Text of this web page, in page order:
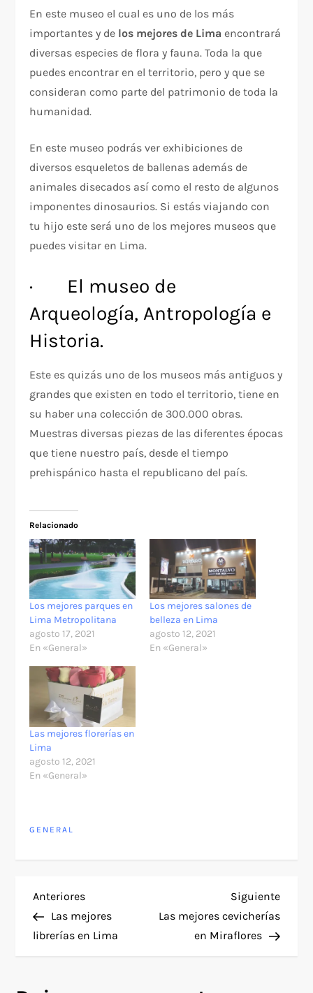
En este museo el cual es uno de los más
importantes y de los mejores de Lima encontrará
diversas especies de flora y fauna. Toda la que
puedes encontrar en el territorio, pero y que se
consideran como parte del patrimonio de toda la
humanidad.
En este museo podrás ver exhibiciones de
diversos esqueletos de ballenas además de
animales disecados así como el resto de algunos
imponentes dinosaurios. Si estás viajando con
tu hijo este será uno de los mejores museos que
puedes visitar en Lima.
· El museo de
Arqueología, Antropología e
Historia.
Este es quizás uno de los museos más antiguos y
grandes que existen en todo el territorio, tiene en
su haber una colección de 300.000 obras.
Muestras diversas piezas de las diferentes épocas
que tiene nuestro país, desde el tiempo
prehispánico hasta el republicano del país.
Relacionado
Los mejores parques en
Lima Metropolitana
agosto 17, 2021
En «General»
Los mejores salones de
belleza en Lima
agosto 12, 2021
En «General»
Las mejores florerías en
Lima
agosto 12, 2021
En «General»
GENERAL
N
a
Entrada
anterior
Anteriores
Las mejores
librerías en Lima
Siguiente
Las mejores cevicherías
en Miraflores